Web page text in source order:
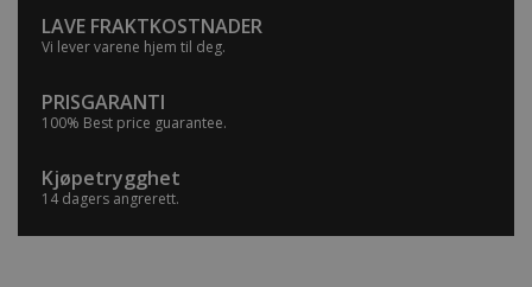
LAVE FRAKTKOSTNADER
Vi lever varene hjem til deg.
PRISGARANTI
100% Best price guarantee.
Kjøpetrygghet
14 dagers angrerett.